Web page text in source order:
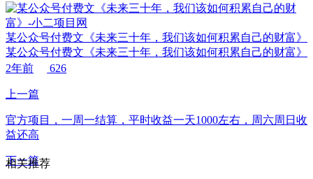
某公众号付费文《未来三十年，我们该如何积累自己的财富》
某公众号付费文《未来三十年，我们该如何积累自己的财富》
2年前
626
上一篇
官方项目，一周一结算，平时收益一天1000左右，周六周日收
益还高
下一篇
相关推荐